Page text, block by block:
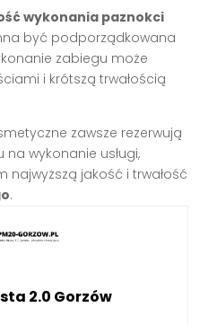
wykonania paznokci
być podporządkowana
zabiegu może
i krótszą trwałością
zawsze rezerwują
wykonanie usługi,
jakość i trwałość
.
2.0 Gorzów